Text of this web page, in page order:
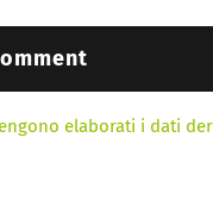
elaborati i dati